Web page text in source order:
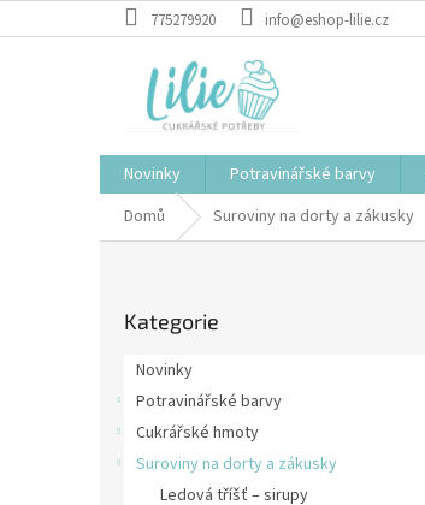
na
775279920 info@eshop-lilie.cz
Novinky Potravinářské barvy
Domů
Suroviny na dorty a zákusky
kategorie
Kategorie
Novinky
Potravinářské barvy
Cukrářské hmoty
Suroviny na dorty a zákusky
Ledová tříšť – sirupy